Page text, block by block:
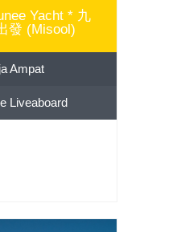
Yacht * 九
發 (Misool)
Ampat
Liveaboard